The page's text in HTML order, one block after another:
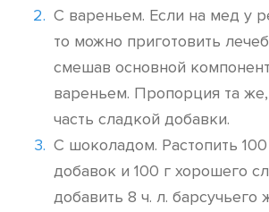
С вареньем. Если на мед у
то можно приготовить
смешав основной
вареньем. Пропорция та же,
часть сладкой добавки.
С шоколадом. Растопить
добавок и 100 г хорошего
добавить 8 ч. л. барсучьего